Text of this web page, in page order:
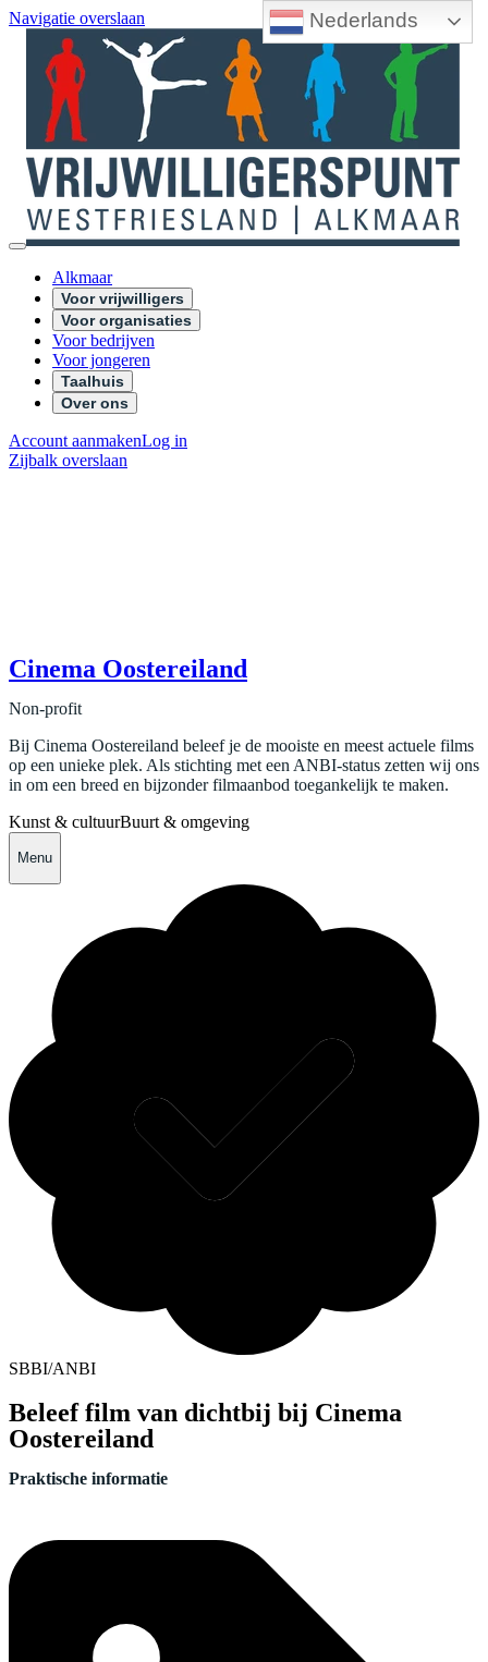
Nederlands
Navigatie overslaan
Alkmaar
Voor vrijwilligers
Voor organisaties
Voor bedrijven
Voor jongeren
Taalhuis
Over ons
Account aanmakenLog in
Zijbalk overslaan
Cinema Oostereiland
Non-profit
Bij Cinema Oostereiland beleef je de mooiste en meest actuele films
op een unieke plek. Als stichting met een ANBI-status zetten wij ons
in om een breed en bijzonder filmaanbod toegankelijk te maken.
Kunst & cultuurBuurt & omgeving
Menu
SBBI/ANBI
Beleef film van dichtbij bij Cinema
Oostereiland
Praktische informatie